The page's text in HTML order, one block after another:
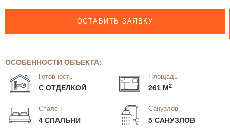
ОСТАВИТЬ ЗАЯВКУ
ОСОБЕННОСТИ ОБЪЕКТА:
Готовность
С ОТДЕЛКОЙ
Площадь
261 М2
Спален
4 СПАЛЬНИ
Санузлов
5 САНУЗЛОВ